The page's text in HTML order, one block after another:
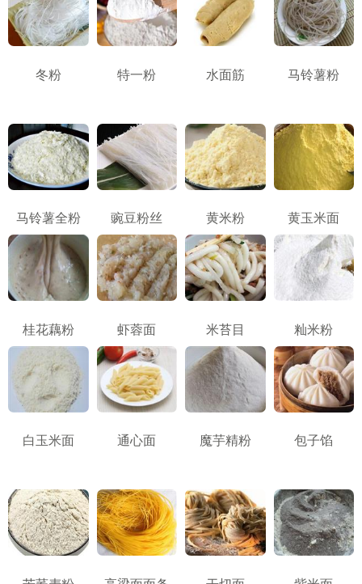
冬粉 特一粉 水面筋 马铃薯粉
马铃薯全粉 豌豆粉丝 黄米粉 黄玉米面
桂花藕粉 虾蓉面 米苔目 籼米粉
白玉米面 通心面 魔芋精粉 包子馅